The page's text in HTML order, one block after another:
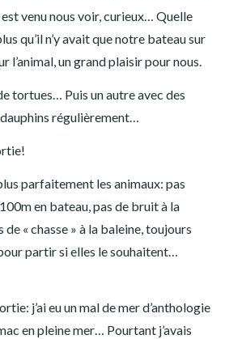
venu nous voir, curieux… Quelle
qu’il n’y avait que notre bateau sur
l’animal, un grand plaisir pour nous.
tortues… Puis un autre avec des
régulièrement…
parfaitement les animaux: pas
en bateau, pas de bruit à la
de « chasse » à la baleine, toujours
partir si elles le souhaitent…
j’ai eu un mal de mer d’anthologie
en pleine mer… Pourtant j’avais